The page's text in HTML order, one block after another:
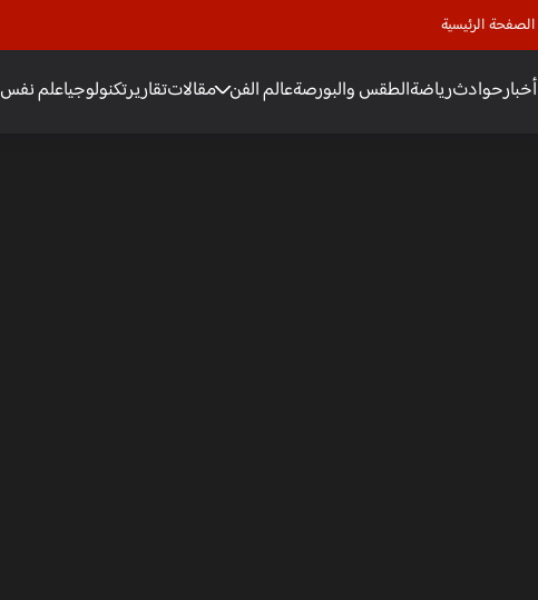
الصفحة الرئيسية
أخبارحوادثرياضةالطقس والبورصةعالم الفن مقالاتتقاريرتكنولوجياعلم نفس